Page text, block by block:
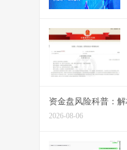
资金盘风险科普：
2026-08-06